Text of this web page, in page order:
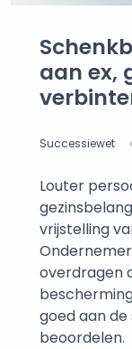
aan ex,
Successiewet
Louter
vrijstelling
overdragen
goed aan
beoordelen.